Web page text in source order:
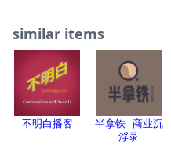
武装力量。1918年依托西伯利亚大
中东路事件：1929年东北地方当
爆发的大规模武装冲突。是晚清
变了中苏东北边境格局。
【和我们互动】
窟寺、麦积山石窟、炳灵寺石窟、
场，理解从十六国、北朝到隋唐，
络，以及造像与壁画的生成与演变。
这条线路的有趣之处，在于它把
造像与壁画，连成一条更长的线
貌？壁画中的图像，如何记录文明
王朝与地方社会之间留下痕迹？
执行主编：高海博
剪辑：沈伟
编辑：邓纯
【从声音到现场｜与「历史学人
2026年9月2日-14日，中青耀悦旗
王化贞（？—1632）明末进士，天
后金，与经略熊廷弼"坚守关外"方
军损失惨重。兵败后与熊廷弼同下
斩。
林丹汗（1592—1634）蒙古察哈
十二年（1604）继汗位，力图重
聪八年（1634）西走青海途中出
similar items
不明白播客
半拿铁 | 商业沉
浮录